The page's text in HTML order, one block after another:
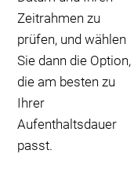
Zeitrahmen zu
prüfen, und wählen
Sie dann die Option,
die am besten zu
Ihrer
Aufenthaltsdauer
passt.